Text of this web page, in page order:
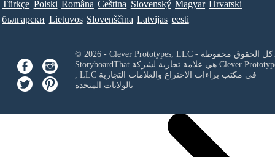
Türkçe Polski Româna Ceština Slovenský Magyar Hrvatski
български Lietuvos Slovenščina Latvijas eesti
© 2026 - Clever Prototypes, LLC - كل الحقوق محفوظة.
StoryboardThat هي علامة تجارية لشركة Clever
, LLCفي مكتب براءات الاختراع والعلامات التجارية
بالولايات المتحدة